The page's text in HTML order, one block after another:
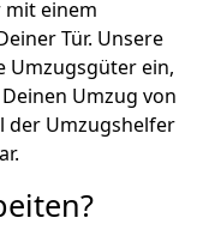
mit einem
Tür. Unsere
Umzugsgüter ein,
Umzug von
der Umzugshelfer